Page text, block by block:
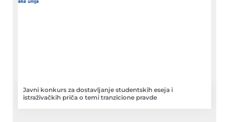
Javni konkurs za dostavljanje studentskih eseja i
istraživačkih priča o temi tranzicione pravde